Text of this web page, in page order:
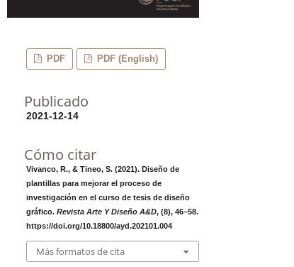
PDF PDF (English)
Publicado
2021-12-14
Cómo citar
Vivanco, R., & Tineo, S. (2021). Diseño de
plantillas para mejorar el proceso de
investigación en el curso de tesis de diseño
gráfico. Revista Arte Y Diseño A&D, (8), 46–58.
https://doi.org/10.18800/ayd.202101.004
Más formatos de cita